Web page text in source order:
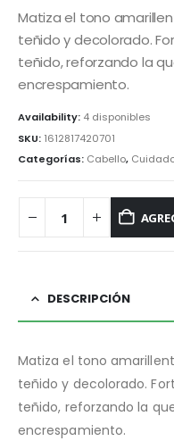
Matiza el tono
teñido y decolorado.
teñido, reforzando la
encrespamiento.
Availability: 4 disponibles
SKU: 1612817420701
Categorías: Cabello,
DESCRIPCIÓN
Matiza el tono
teñido y decolorado.
teñido, reforzando la
encrespamiento.